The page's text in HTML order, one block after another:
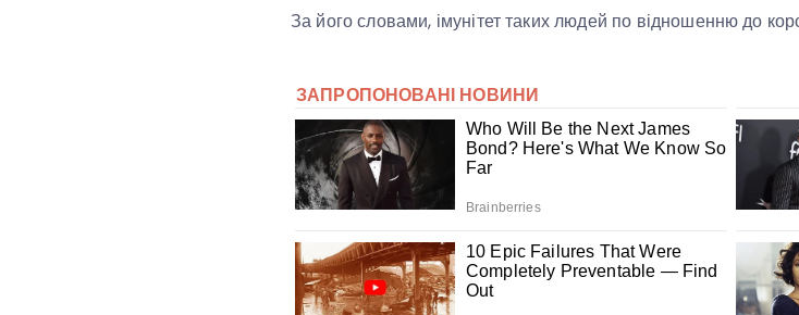
За його словами, імунітет таких людей по відношенню до